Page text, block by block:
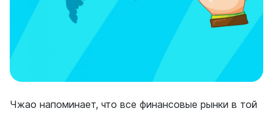
Чжао напоминает, что все финансовые рынки в той